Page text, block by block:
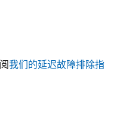
我们的延迟故障排除指